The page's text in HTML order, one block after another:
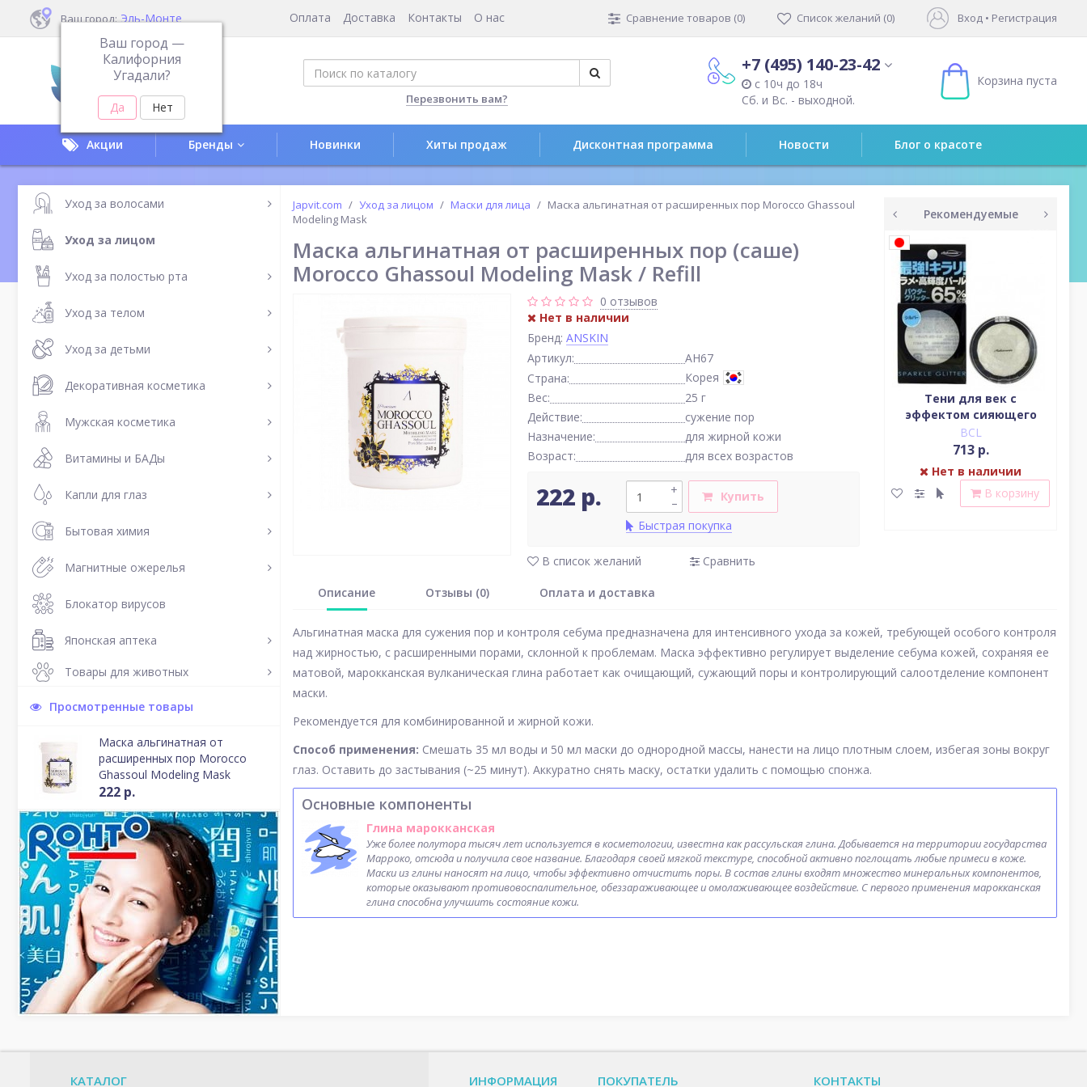
Ваш город: Эль-Монте
Ваш город —
Калифорния
Угадали?
Оплата Доставка Контакты О нас Сравнение товаров (0) Список желаний (0) Вход • Регистрация
Перезвонить вам?
+7 (495) 140-23-42
с 10ч до 18ч
Сб. и Вс. - выходной.
Корзина пуста
Акции Бренды Новинки Хиты продаж Дисконтная программа Новости Блог о красоте
Уход за волосами
Уход за лицом
Уход за полостью рта
Уход за телом
Уход за детьми
Декоративная косметика
Мужская косметика
Витамины и БАДы
Капли для глаз
Бытовая химия
Магнитные ожерелья
Блокатор вирусов
Японская аптека
Товары для животных
Просмотренные товары
Маска альгинатная от
расширенных пор Morocco
Ghassoul Modeling Mask
222 р.
Japvit.com Уход за лицом Маски для лица
Маска альгинатная от расширенных пор Morocco Ghassoul
Modeling Mask
Маска альгинатная от расширенных пор (саше)
Morocco Ghassoul Modeling Mask / Refill
0 отзывов
Нет в наличии
Бренд: ANSKIN
Артикул:
АН67
Страна:
Корея
Вес:
25 г
Действие:
сужение пор
Назначение:
для жирной кожи
Возраст:
для всех возрастов
222 р. –
+
Купить
Быстрая покупка
В список желаний Сравнить
Рекомендуемые
подводка (цвет
насыщенный черный)
2 379 р.
Тени для век c
эффектом сияющего
блеска (серебро)
BCL
713 р.
Нет в наличии
В корзину
Описание Отзывы (0) Оплата и доставка
Альгинатная маска для сужения пор и контроля себума предназначена для интенсивного ухода за кожей, требующей особого контроля
над жирностью, с расширенными порами, склонной к проблемам. Маска эффективно регулирует выделение себума кожей, сохраняя ее
матовой, марокканская вулканическая глина работает как очищающий, сужающий поры и контролирующий салоотделение компонент
маски.
Рекомендуется для комбинированной и жирной кожи.
Способ применения: Смешать 35 мл воды и 50 мл маски до однородной массы, нанести на лицо плотным слоем, избегая зоны вокруг
глаз. Оставить до застывания (~25 минут). Аккуратно снять маску, остатки удалить с помощью спонжа.
Основные компоненты
Глина марокканская
Уже более полутора тысяч лет используется в косметологии, известна как рассульская глина. Добывается на территории государства
Марроко, отсюда и получила свое название. Благодаря своей мягкой текстуре, способной активно поглощать любые примеси в коже.
Маски из глины наносят на лицо, чтобы эффективно отчистить поры. В состав глины входят множество минеральных компонентов,
которые оказывают противовоспалительное, обеззараживающее и омолаживающее воздействие. С первого применения марокканская
глина способна улучшить состояние кожи.
КАТАЛОГ ИНФОРМАЦИЯ ПОКУПАТЕЛЬ КОНТАКТЫ